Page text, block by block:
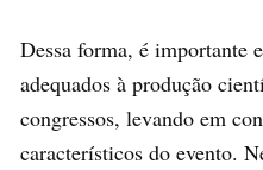
Dessa forma, é importante
adequados à produção
congressos, levando em
característicos do evento.